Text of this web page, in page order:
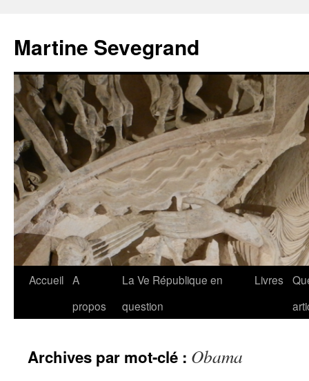
contenu
Martine Sevegrand
Accueil A
propos
La Ve République en
question
Livres
Archives par mot-clé : Obama